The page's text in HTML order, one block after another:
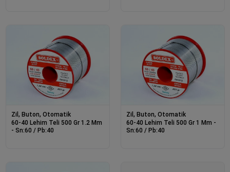
Zil, Buton, Otomatik
60-40 Lehim Teli 500 Gr 1.2 Mm
- Sn:60 / Pb:40
Zil, Buton, Otomatik
60-40 Lehim Teli 500 Gr 1 Mm -
Sn:60 / Pb:40